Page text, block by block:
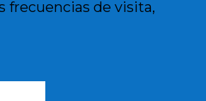
frecuencias de visita,